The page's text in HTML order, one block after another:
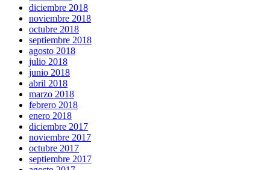
diciembre 2018
noviembre 2018
octubre 2018
septiembre 2018
agosto 2018
julio 2018
junio 2018
abril 2018
marzo 2018
febrero 2018
enero 2018
diciembre 2017
noviembre 2017
octubre 2017
septiembre 2017